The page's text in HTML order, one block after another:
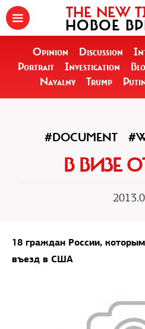
THE NEW
НОВОЕ
Opinion Discussion
Portrait
Investigation
Navalny
Trump
#DOCUMENT
В ВИЗЕ
18 граждан России,
въезд в США